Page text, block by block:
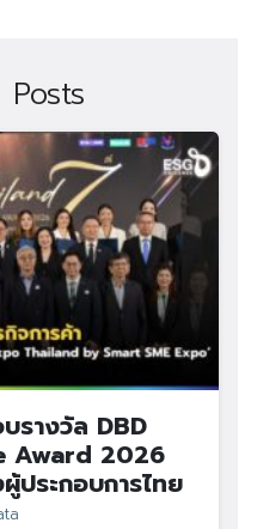
รางวัล DBD
Award 2026
ประกอบการไทย